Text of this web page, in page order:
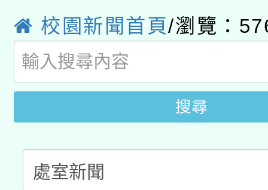
業成長研習」實施計畫
族教育國際趨勢與發展
新北市政府教育局辦理
師專業成長研習實施計
方素養工作坊新北場」
族語言臺北學習中心
「族語學習班」招生簡
轉知有關國立成功大學
文教學共融平台-教案
教育部國民及學前教育
年度COVID-19疫苗接
接種之民眾」措施，延
校園新聞首頁/瀏覽：
搜尋